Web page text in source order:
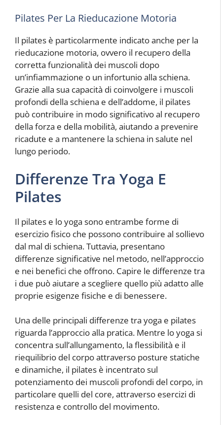
Pilates Per La Rieducazione Motoria
Il pilates è particolarmente indicato anche per la
rieducazione motoria, ovvero il recupero della
corretta funzionalità dei muscoli dopo
un’infiammazione o un infortunio alla schiena.
Grazie alla sua capacità di coinvolgere i muscoli
profondi della schiena e dell’addome, il pilates
può contribuire in modo significativo al recupero
della forza e della mobilità, aiutando a prevenire
ricadute e a mantenere la schiena in salute nel
lungo periodo.
Differenze Tra Yoga E
Pilates
Il pilates e lo yoga sono entrambe forme di
esercizio fisico che possono contribuire al sollievo
dal mal di schiena. Tuttavia, presentano
differenze significative nel metodo, nell’approccio
e nei benefici che offrono. Capire le differenze tra
i due può aiutare a scegliere quello più adatto alle
proprie esigenze fisiche e di benessere.
Una delle principali differenze tra yoga e pilates
riguarda l’approccio alla pratica. Mentre lo yoga si
concentra sull’allungamento, la flessibilità e il
riequilibrio del corpo attraverso posture statiche
e dinamiche, il pilates è incentrato sul
potenziamento dei muscoli profondi del corpo, in
particolare quelli del core, attraverso esercizi di
resistenza e controllo del movimento.